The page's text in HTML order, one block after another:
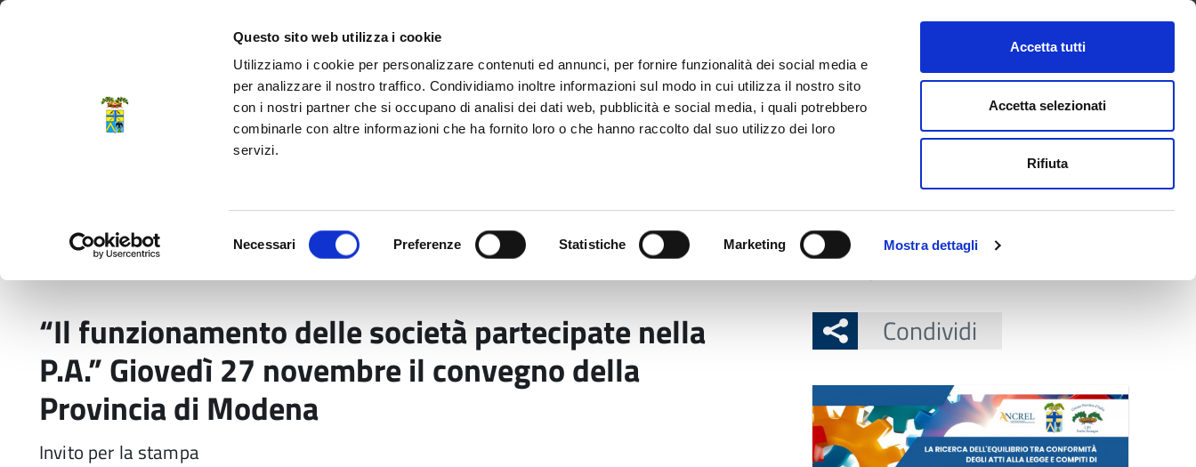
Questo sito web utilizza i cookie
Utilizziamo i cookie per personalizzare contenuti ed annunci, per fornire funzionalità dei social media e
per analizzare il nostro traffico. Condividiamo inoltre informazioni sul modo in cui utilizza il nostro sito
con i nostri partner che si occupano di analisi dei dati web, pubblicità e social media, i quali potrebbero
combinarle con altre informazioni che ha fornito loro o che hanno raccolto dal suo utilizzo dei loro
servizi.
Necessari Preferenze Statistiche Marketing Mostra dettagli
Accetta tutti
Accetta selezionati
Rifiuta
CONTATTI URP SERVIZI ONLINE
Provincia di Modena
Seguici su FacebookTwitterInstagram
LinkedIn
cerca nel sito
“Il funzionamento delle società partecipate nella
P.A.” Giovedì 27 novembre il convegno della
Provincia di Modena
Invito per la stampa
Condividi